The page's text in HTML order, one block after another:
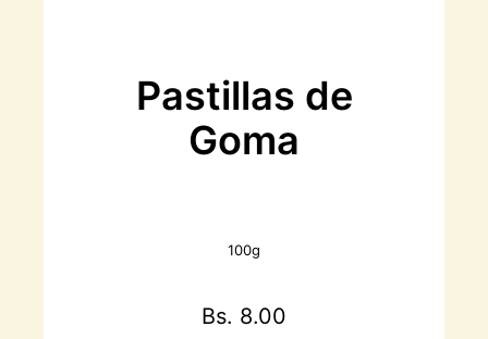
Pastillas de
Goma
100g
Bs. 8.00